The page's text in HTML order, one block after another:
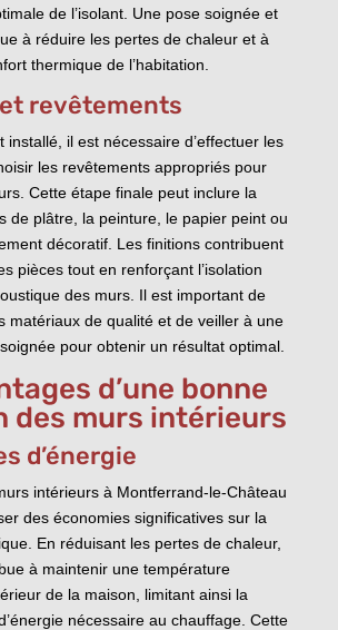
de l’isolant. Une pose soignée et
à réduire les pertes de chaleur et à
thermique de l’habitation.
revêtements
installé, il est nécessaire d’effectuer les
les revêtements appropriés pour
Cette étape finale peut inclure la
de plâtre, la peinture, le papier peint ou
décoratif. Les finitions contribuent
pièces tout en renforçant l’isolation
des murs. Il est important de
matériaux de qualité et de veiller à une
pour obtenir un résultat optimal.
d’une bonne
des murs intérieurs
d’énergie
intérieurs à Montferrand-le-Château
des économies significatives sur la
En réduisant les pertes de chaleur,
à maintenir une température
de la maison, limitant ainsi la
nécessaire au chauffage. Cette